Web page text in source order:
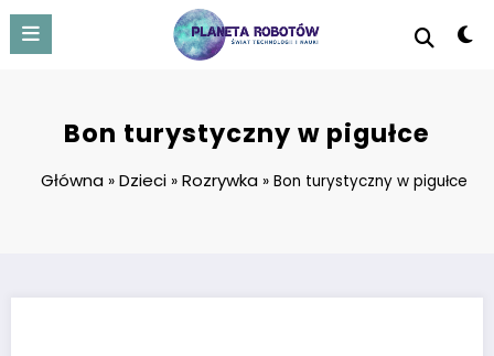
content
Bon turystyczny w pigułce
Główna »Dzieci »Rozrywka »Bon turystyczny w pigułce